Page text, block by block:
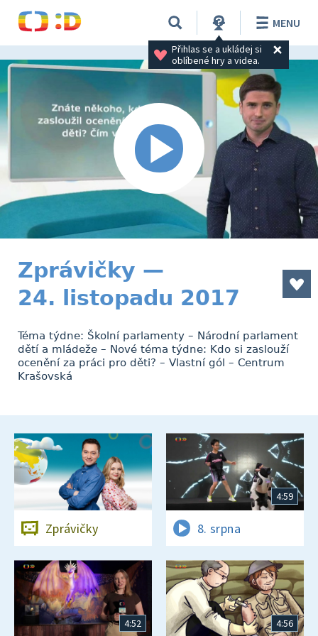
Přihlas se a ukládej si
oblíbené hry a videa.
MENU
Zprávičky —
24. listopadu 2017
Téma týdne: Školní parlamenty – Národní parlament
dětí a mládeže – Nové téma týdne: Kdo si zaslouží
ocenění za práci pro děti? – Vlastní gól – Centrum
Krašovská
Zprávičky
4:59
8. srpna
4:52 4:56